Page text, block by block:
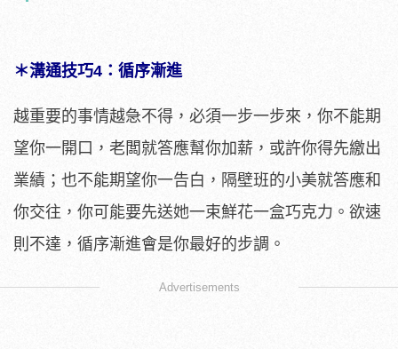
＊溝通技巧4：循序漸進
越重要的事情越急不得，必須一步一步來，你不能期
望你一開口，老闆就答應幫你加薪，或許你得先繳出
業績；也不能期望你一告白，隔壁班的小美就答應和
你交往，你可能要先送她一束鮮花一盒巧克力。欲速
則不達，循序漸進會是你最好的步調。
Advertisements